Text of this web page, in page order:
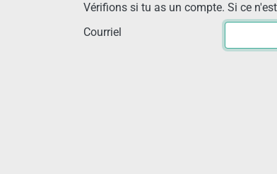
Vérifions si tu as un compte. Si ce
Courriel